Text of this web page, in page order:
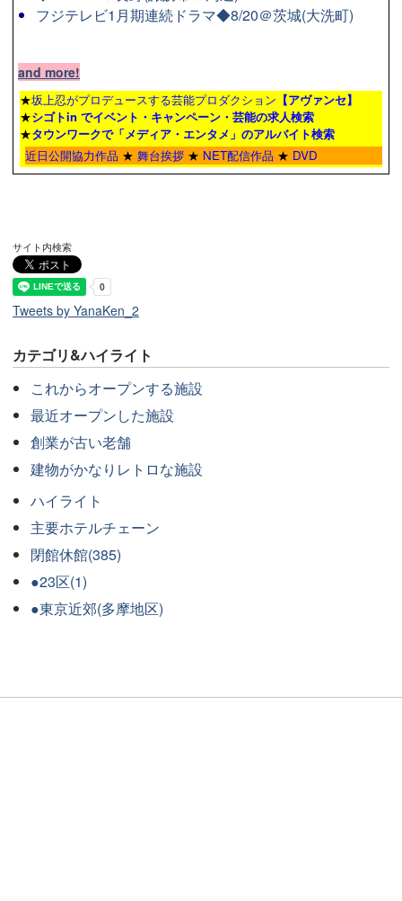
フジテレビ1月期連続ドラマ◆8/20＠茨城(大洗町)
and more!
★坂上忍がプロデュースする芸能プロダクション 【アヴァンセ】
★シゴトin でイベント・キャンペーン・芸能の求人検索
★タウンワークで「メディア・エンタメ」のアルバイト検索
近日公開協力作品 ★ 舞台挨拶 ★ NET配信作品 ★ DVD
サイト内検索
Tweets by YanaKen_2
カテゴリ&ハイライト
これからオープンする施設
最近オープンした施設
創業が古い老舗
建物がかなりレトロな施設
ハイライト
主要ホテルチェーン
閉館休館(385)
●23区(1)
●東京近郊(多摩地区)